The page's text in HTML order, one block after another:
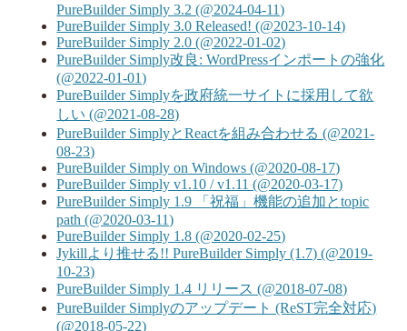
PureBuilder Simply 3.2 (@2024-04-11)
PureBuilder Simply 3.0 Released! (@2023-10-14)
PureBuilder Simply 2.0 (@2022-01-02)
PureBuilder Simply改良: WordPressインポートの強化
(@2022-01-01)
PureBuilder Simplyを政府統一サイトに採用して欲
しい (@2021-08-28)
PureBuilder SimplyとReactを組み合わせる (@2021-
08-23)
PureBuilder Simply on Windows (@2020-08-17)
PureBuilder Simply v1.10 / v1.11 (@2020-03-17)
PureBuilder Simply 1.9 「祝福」機能の追加とtopic
path (@2020-03-11)
PureBuilder Simply 1.8 (@2020-02-25)
Jykillより推せる!! PureBuilder Simply (1.7) (@2019-
10-23)
PureBuilder Simply 1.4 リリース (@2018-07-08)
PureBuilder Simplyのアップデート (ReST完全対応)
(@2018-05-22)